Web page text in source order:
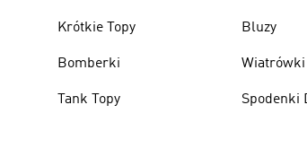
Krótkie Topy
Bomberki
Tank Topy
Bluzy
Wiatrówki
Spodenki